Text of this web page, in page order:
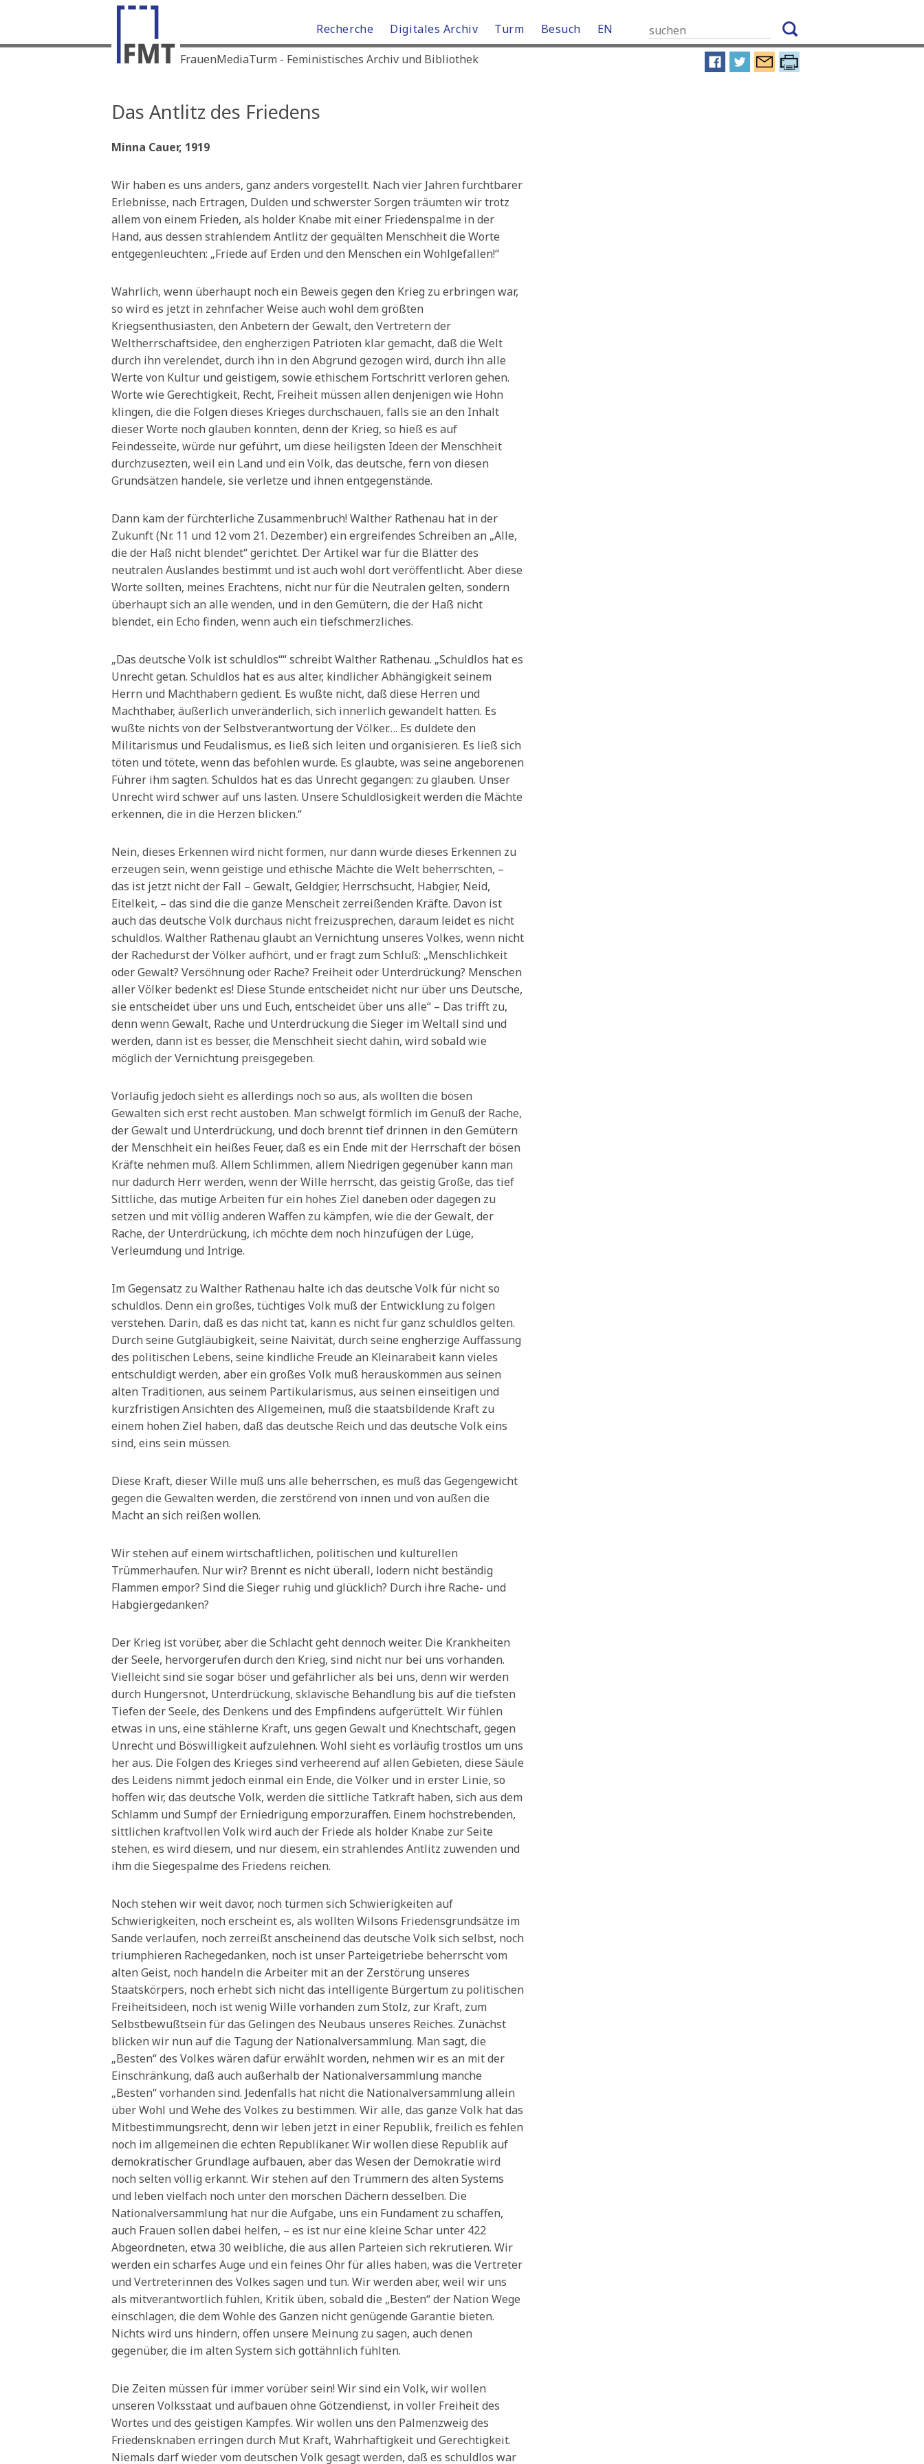
Recherche Digitales Archiv Turm Besuch
EN
FrauenMediaTurm - Feministisches Archiv und Bibliothek
Das Antlitz des Friedens
Minna Cauer, 1919
Wir haben es uns anders, ganz anders vorgestellt. Nach vier Jahren furchtbarer
Erlebnisse, nach Ertragen, Dulden und schwerster Sorgen träumten wir trotz
allem von einem Frieden, als holder Knabe mit einer Friedenspalme in der
Hand, aus dessen strahlendem Antlitz der gequälten Menschheit die Worte
entgegenleuchten: „Friede auf Erden und den Menschen ein Wohlgefallen!“
Wahrlich, wenn überhaupt noch ein Beweis gegen den Krieg zu erbringen war,
so wird es jetzt in zehnfacher Weise auch wohl dem größten
Kriegsenthusiasten, den Anbetern der Gewalt, den Vertretern der
Weltherrschaftsidee, den engherzigen Patrioten klar gemacht, daß die Welt
durch ihn verelendet, durch ihn in den Abgrund gezogen wird, durch ihn alle
Werte von Kultur und geistigem, sowie ethischem Fortschritt verloren gehen.
Worte wie Gerechtigkeit, Recht, Freiheit müssen allen denjenigen wie Hohn
klingen, die die Folgen dieses Krieges durchschauen, falls sie an den Inhalt
dieser Worte noch glauben konnten, denn der Krieg, so hieß es auf
Feindesseite, würde nur geführt, um diese heiligsten Ideen der Menschheit
durchzusezten, weil ein Land und ein Volk, das deutsche, fern von diesen
Grundsätzen handele, sie verletze und ihnen entgegenstände.
Dann kam der fürchterliche Zusammenbruch! Walther Rathenau hat in der
Zukunft (Nr. 11 und 12 vom 21. Dezember) ein ergreifendes Schreiben an „Alle,
die der Haß nicht blendet“ gerichtet. Der Artikel war für die Blätter des
neutralen Auslandes bestimmt und ist auch wohl dort veröffentlicht. Aber diese
Worte sollten, meines Erachtens, nicht nur für die Neutralen gelten, sondern
überhaupt sich an alle wenden, und in den Gemütern, die der Haß nicht
blendet, ein Echo finden, wenn auch ein tiefschmerzliches.
„Das deutsche Volk ist schuldlos““ schreibt Walther Rathenau. „Schuldlos hat es
Unrecht getan. Schuldlos hat es aus alter, kindlicher Abhängigkeit seinem
Herrn und Machthabern gedient. Es wußte nicht, daß diese Herren und
Machthaber, äußerlich unveränderlich, sich innerlich gewandelt hatten. Es
wußte nichts von der Selbstverantwortung der Völker…. Es duldete den
Militarismus und Feudalismus, es ließ sich leiten und organisieren. Es ließ sich
töten und tötete, wenn das befohlen wurde. Es glaubte, was seine angeborenen
Führer ihm sagten. Schuldos hat es das Unrecht gegangen: zu glauben. Unser
Unrecht wird schwer auf uns lasten. Unsere Schuldlosigkeit werden die Mächte
erkennen, die in die Herzen blicken.“
Nein, dieses Erkennen wird nicht formen, nur dann würde dieses Erkennen zu
erzeugen sein, wenn geistige und ethische Mächte die Welt beherrschten, –
das ist jetzt nicht der Fall – Gewalt, Geldgier, Herrschsucht, Habgier, Neid,
Eitelkeit, – das sind die die ganze Menscheit zerreißenden Kräfte. Davon ist
auch das deutsche Volk durchaus nicht freizusprechen, daraum leidet es nicht
schuldlos. Walther Rathenau glaubt an Vernichtung unseres Volkes, wenn nicht
der Rachedurst der Völker aufhört, und er fragt zum Schluß: „Menschlichkeit
oder Gewalt? Versöhnung oder Rache? Freiheit oder Unterdrückung? Menschen
aller Völker bedenkt es! Diese Stunde entscheidet nicht nur über uns Deutsche,
sie entscheidet über uns und Euch, entscheidet über uns alle“ – Das trifft zu,
denn wenn Gewalt, Rache und Unterdrückung die Sieger im Weltall sind und
werden, dann ist es besser, die Menschheit siecht dahin, wird sobald wie
möglich der Vernichtung preisgegeben.
Vorläufig jedoch sieht es allerdings noch so aus, als wollten die bösen
Gewalten sich erst recht austoben. Man schwelgt förmlich im Genuß der Rache,
der Gewalt und Unterdrückung, und doch brennt tief drinnen in den Gemütern
der Menschheit ein heißes Feuer, daß es ein Ende mit der Herrschaft der bösen
Kräfte nehmen muß. Allem Schlimmen, allem Niedrigen gegenüber kann man
nur dadurch Herr werden, wenn der Wille herrscht, das geistig Große, das tief
Sittliche, das mutige Arbeiten für ein hohes Ziel daneben oder dagegen zu
setzen und mit völlig anderen Waffen zu kämpfen, wie die der Gewalt, der
Rache, der Unterdrückung, ich möchte dem noch hinzufügen der Lüge,
Verleumdung und Intrige.
Im Gegensatz zu Walther Rathenau halte ich das deutsche Volk für nicht so
schuldlos. Denn ein großes, tüchtiges Volk muß der Entwicklung zu folgen
verstehen. Darin, daß es das nicht tat, kann es nicht für ganz schuldlos gelten.
Durch seine Gutgläubigkeit, seine Naivität, durch seine engherzige Auffassung
des politischen Lebens, seine kindliche Freude an Kleinarabeit kann vieles
entschuldigt werden, aber ein großes Volk muß herauskommen aus seinen
alten Traditionen, aus seinem Partikularismus, aus seinen einseitigen und
kurzfristigen Ansichten des Allgemeinen, muß die staatsbildende Kraft zu
einem hohen Ziel haben, daß das deutsche Reich und das deutsche Volk eins
sind, eins sein müssen.
Diese Kraft, dieser Wille muß uns alle beherrschen, es muß das Gegengewicht
gegen die Gewalten werden, die zerstörend von innen und von außen die
Macht an sich reißen wollen.
Wir stehen auf einem wirtschaftlichen, politischen und kulturellen
Trümmerhaufen. Nur wir? Brennt es nicht überall, lodern nicht beständig
Flammen empor? Sind die Sieger ruhig und glücklich? Durch ihre Rache- und
Habgiergedanken?
Der Krieg ist vorüber, aber die Schlacht geht dennoch weiter. Die Krankheiten
der Seele, hervorgerufen durch den Krieg, sind nicht nur bei uns vorhanden.
Vielleicht sind sie sogar böser und gefährlicher als bei uns, denn wir werden
durch Hungersnot, Unterdrückung, sklavische Behandlung bis auf die tiefsten
Tiefen der Seele, des Denkens und des Empfindens aufgerüttelt. Wir fühlen
etwas in uns, eine stählerne Kraft, uns gegen Gewalt und Knechtschaft, gegen
Unrecht und Böswilligkeit aufzulehnen. Wohl sieht es vorläufig trostlos um uns
her aus. Die Folgen des Krieges sind verheerend auf allen Gebieten, diese Säule
des Leidens nimmt jedoch einmal ein Ende, die Völker und in erster Linie, so
hoffen wir, das deutsche Volk, werden die sittliche Tatkraft haben, sich aus dem
Schlamm und Sumpf der Erniedrigung emporzuraffen. Einem hochstrebenden,
sittlichen kraftvollen Volk wird auch der Friede als holder Knabe zur Seite
stehen, es wird diesem, und nur diesem, ein strahlendes Antlitz zuwenden und
ihm die Siegespalme des Friedens reichen.
Noch stehen wir weit davor, noch türmen sich Schwierigkeiten auf
Schwierigkeiten, noch erscheint es, als wollten Wilsons Friedensgrundsätze im
Sande verlaufen, noch zerreißt anscheinend das deutsche Volk sich selbst, noch
triumphieren Rachegedanken, noch ist unser Parteigetriebe beherrscht vom
alten Geist, noch handeln die Arbeiter mit an der Zerstörung unseres
Staatskörpers, noch erhebt sich nicht das intelligente Bürgertum zu politischen
Freiheitsideen, noch ist wenig Wille vorhanden zum Stolz, zur Kraft, zum
Selbstbewußtsein für das Gelingen des Neubaus unseres Reiches. Zunächst
blicken wir nun auf die Tagung der Nationalversammlung. Man sagt, die
„Besten“ des Volkes wären dafür erwählt worden, nehmen wir es an mit der
Einschränkung, daß auch außerhalb der Nationalversammlung manche
„Besten“ vorhanden sind. Jedenfalls hat nicht die Nationalversammlung allein
über Wohl und Wehe des Volkes zu bestimmen. Wir alle, das ganze Volk hat das
Mitbestimmungsrecht, denn wir leben jetzt in einer Republik, freilich es fehlen
noch im allgemeinen die echten Republikaner. Wir wollen diese Republik auf
demokratischer Grundlage aufbauen, aber das Wesen der Demokratie wird
noch selten völlig erkannt. Wir stehen auf den Trümmern des alten Systems
und leben vielfach noch unter den morschen Dächern desselben. Die
Nationalversammlung hat nur die Aufgabe, uns ein Fundament zu schaffen,
auch Frauen sollen dabei helfen, – es ist nur eine kleine Schar unter 422
Abgeordneten, etwa 30 weibliche, die aus allen Parteien sich rekrutieren. Wir
werden ein scharfes Auge und ein feines Ohr für alles haben, was die Vertreter
und Vertreterinnen des Volkes sagen und tun. Wir werden aber, weil wir uns
als mitverantwortlich fühlen, Kritik üben, sobald die „Besten“ der Nation Wege
einschlagen, die dem Wohle des Ganzen nicht genügende Garantie bieten.
Nichts wird uns hindern, offen unsere Meinung zu sagen, auch denen
gegenüber, die im alten System sich gottähnlich fühlten.
Die Zeiten müssen für immer vorüber sein! Wir sind ein Volk, wir wollen
unseren Volksstaat und aufbauen ohne Götzendienst, in voller Freiheit des
Wortes und des geistigen Kampfes. Wir wollen uns den Palmenzweig des
Friedensknaben erringen durch Mut Kraft, Wahrhaftigkeit und Gerechtigkeit.
Niemals darf wieder vom deutschen Volk gesagt werden, daß es schuldlos war